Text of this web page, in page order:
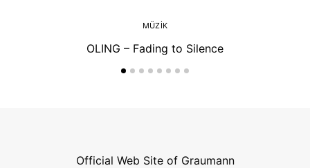
MÜZIK
OLING – Fading to Silence
Official Web Site of Graumann